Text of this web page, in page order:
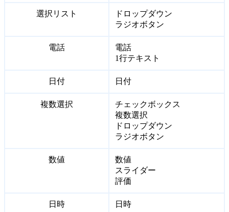
選択リスト
ドロップダウン
ラジオボタン
電話
電話
1行テキスト
日付 日付
複数選択
チェックボックス
複数選択
ドロップダウン
ラジオボタン
数値
数値
スライダー
評価
日時 日時